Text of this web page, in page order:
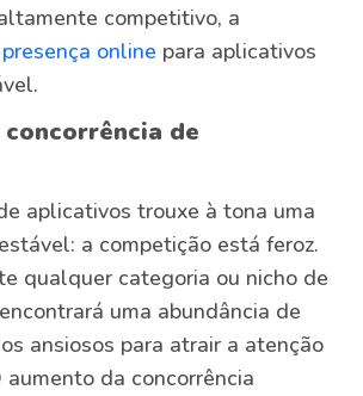
competitivo, a
online para aplicativos
de
aplicativos trouxe à tona uma
a competição está feroz.
qualquer categoria ou nicho de
uma abundância de
ansiosos para atrair a atenção
aumento da concorrência